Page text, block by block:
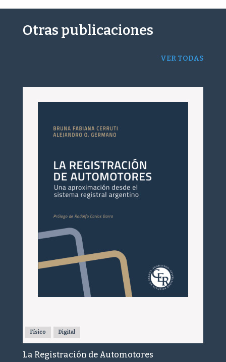
Otras publicaciones
VER TODAS
Físico Digital
La Registración de Automotores